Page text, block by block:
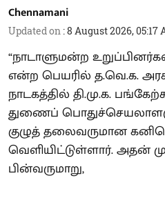
Chennamani
Updated on :8 August 2026, 05:17
“நாடாளுமன்ற
என்ற பெயரில் த.வெ.க.
நாடகத்தில் தி.மு.க.
துணைப்
குழுத் தலைவருமான
வெளியிட்டுள்ளார். அதன்
பின்வருமாறு,